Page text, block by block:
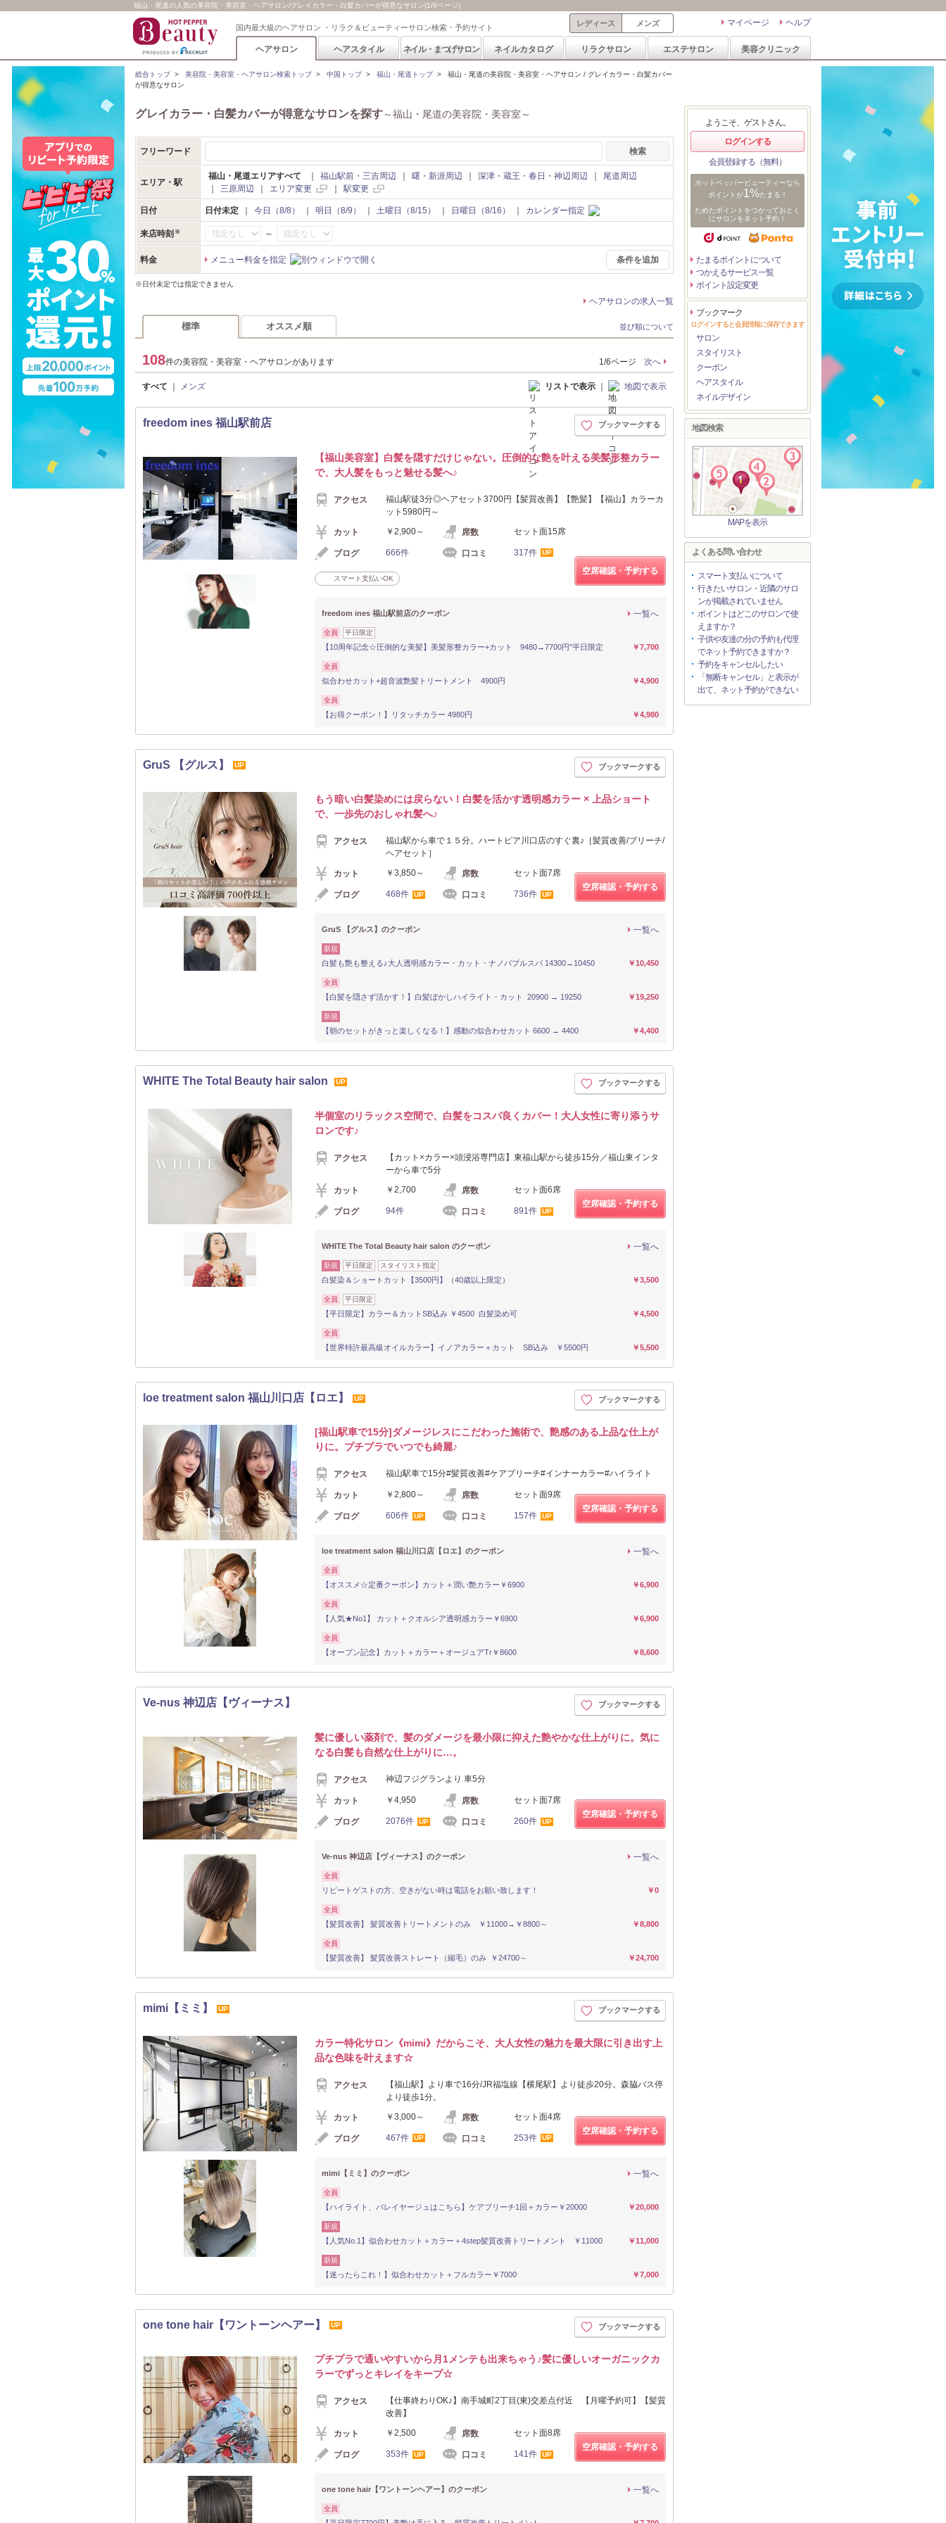
福山・尾道の人気の美容院・美容室・ヘアサロン/グレイカラー・白髪カバーが得意なサロン(1/6ページ)
国内最大級のヘアサロン ・リラク＆ビューティーサロン検索・予約サイト ヘルプ
マイページ
レディース メンズ
ヘアサロン ヘアスタイル ネイル・まつげサロン ネイルカタログ リラクサロン エステサロン 美容クリニック
総合トップ> 美容院・美容室・ヘアサロン検索トップ> 中国トップ> 福山・尾道トップ> 福山・尾道の美容院・美容室・ヘアサロン / グレイカラー・白髪カバー
が得意なサロン
グレイカラー・白髪カバーが得意なサロンを探す～福山・尾道の美容院・美容室～
フリーワード
エリア・駅
福山・尾道エリアすべて 福山駅前・三吉周辺 曙・新涯周辺 深津・蔵王・春日・神辺周辺
尾道周辺
三原周辺 エリア変更 駅変更
日付 日付未定 今日（8/8） 明日（8/9） 土曜日（8/15） 日曜日（8/16） カレンダー指定
来店時刻 ～
料金 メニュー料金を指定 条件を追加
※日付未定では指定できません
ヘアサロンの求人一覧
標準 オススメ順 並び順について
108件の美容院・美容室・ヘアサロンがあります 1/6ページ 次へ
すべて メンズ リストで表示 地図で表示
freedom ines 福山駅前店 ブックマークする
【福山美容室】白髪を隠すだけじゃない。圧倒的な艶を叶える美髪形整カラー
で、大人髪をもっと魅せる髪へ♪
アクセス
福山駅徒3分◎ヘアセット3700円【髪質改善】【艶髪】【福山】カラーカ
ット5980円～
カット ￥2,900～ 席数 セット面15席
ブログ 666件 口コミ 317件 UP
スマート支払いOK
空席確認・予約する
freedom ines 福山駅前店のクーポン 一覧へ
全員 平日限定
【10周年記念☆圧倒的な美髪】美髪形整カラー+カット 9480→7700円"平日限定 ￥7,700
全員
似合わせカット+超音波艶髪トリートメント 4900円 ￥4,900
全員
【お得クーポン！】リタッチカラー 4980円 ￥4,980
GruS 【グルス】 UP ブックマークする
もう暗い白髪染めには戻らない！白髪を活かす透明感カラー × 上品ショート
で、一歩先のおしゃれ髪へ♪
アクセス
福山駅から車で１５分。ハートピア川口店のすぐ裏♪［髪質改善/ブリーチ/
ヘアセット］
カット ￥3,850～ 席数 セット面7席
ブログ 468件 UP 口コミ 736件 UP
空席確認・予約する
GruS 【グルス】のクーポン 一覧へ
新規
白髪も艶も整える♪大人透明感カラー・カット・ナノバブルスパ 14300→10450 ￥10,450
全員
【白髪を隠さず活かす！】白髪ぼかしハイライト・カット 20900 → 19250 ￥19,250
新規
【朝のセットがきっと楽しくなる！】感動の似合わせカット 6600 → 4400 ￥4,400
WHITE The Total Beauty hair salon UP ブックマークする
半個室のリラックス空間で、白髪をコスパ良くカバー！大人女性に寄り添うサ
ロンです♪
アクセス
【カット×カラー×頭浸浴専門店】東福山駅から徒歩15分／福山東インタ
ーから車で5分
カット ￥2,700 席数 セット面6席
ブログ 94件 口コミ 891件 UP
空席確認・予約する
WHITE The Total Beauty hair salon のクーポン 一覧へ
新規 平日限定 スタイリスト指定
白髪染＆ショートカット【3500円】（40歳以上限定） ￥3,500
全員 平日限定
【平日限定】カラー＆カットSB込み ￥4500 白髪染め可 ￥4,500
全員
【世界特許最高級オイルカラー】イノアカラー＋カット SB込み ￥5500円 ￥5,500
loe treatment salon 福山川口店【ロエ】 UP ブックマークする
[福山駅車で15分]ダメージレスにこだわった施術で、艶感のある上品な仕上が
りに。プチプラでいつでも綺麗♪
アクセス 福山駅車で15分#髪質改善#ケアブリーチ#インナーカラー#ハイライト
カット ￥2,800～ 席数 セット面9席
ブログ 606件 UP 口コミ 157件 UP
空席確認・予約する
loe treatment salon 福山川口店【ロエ】のクーポン 一覧へ
全員
【オススメ☆定番クーポン】カット＋潤い艶カラー￥6900 ￥6,900
全員
【人気★No1】 カット＋クオルシア透明感カラー￥6900 ￥6,900
全員
【オープン記念】カット＋カラー＋オージュアTr￥8600 ￥8,600
Ve-nus 神辺店【ヴィーナス】 ブックマークする
髪に優しい薬剤で、髪のダメージを最小限に抑えた艶やかな仕上がりに。気に
なる白髪も自然な仕上がりに…。
アクセス 神辺フジグランより 車5分
カット ￥4,950 席数 セット面7席
ブログ 2076件 UP 口コミ 260件 UP
空席確認・予約する
Ve-nus 神辺店【ヴィーナス】のクーポン 一覧へ
全員
リピートゲストの方、空きがない時は電話をお願い致します！ ￥0
全員
【髪質改善】 髪質改善トリートメントのみ ￥11000→￥8800～ ￥8,800
全員
【髪質改善】 髪質改善ストレート（縮毛）のみ ￥24700～ ￥24,700
mimi【ミミ】 UP ブックマークする
カラー特化サロン《mimi》だからこそ、大人女性の魅力を最大限に引き出す上
品な色味を叶えます☆
アクセス
【福山駅】より車で16分/JR福塩線【横尾駅】より徒歩20分。森脇バス停
より徒歩1分。
カット ￥3,000～ 席数 セット面4席
ブログ 467件 UP 口コミ 253件 UP
空席確認・予約する
mimi【ミミ】のクーポン 一覧へ
全員
【ハイライト、バレイヤージュはこちら】ケアブリーチ1回＋カラー￥20000 ￥20,000
新規
【人気No.1】似合わせカット＋カラー＋4step髪質改善トリートメント ￥11000 ￥11,000
新規
【迷ったらこれ！】似合わせカット＋フルカラー￥7000 ￥7,000
one tone hair【ワントーンヘアー】 UP ブックマークする
プチプラで通いやすいから月1メンテも出来ちゃう♪髪に優しいオーガニックカ
ラーでずっとキレイをキープ☆
アクセス
【仕事終わりOK♪】南手城町2丁目(東)交差点付近 【月曜予約可】【髪質
改善】
カット ￥2,500 席数 セット面8席
ブログ 353件 UP 口コミ 141件 UP
空席確認・予約する
one tone hair【ワントーンヘアー】のクーポン 一覧へ
全員
ようこそ、ゲストさん。
ログインする
会員登録する（無料）
ホットペッパービューティーなら
ポイントが1%たまる！
ためたポイントをつかっておとく
にサロンをネット予約！
たまるポイントについて
つかえるサービス一覧
ポイント設定変更
ブックマーク
ログインすると会員情報に保存できます
サロン
スタイリスト
クーポン
ヘアスタイル
ネイルデザイン
地図検索
MAPを表示
よくある問い合わせ
スマート支払いについて
行きたいサロン・近隣のサロ
ンが掲載されていません
ポイントはどこのサロンで使
えますか？
子供や友達の分の予約も代理
でネット予約できますか？
予約をキャンセルしたい
「無断キャンセル」と表示が
出て、ネット予約ができない